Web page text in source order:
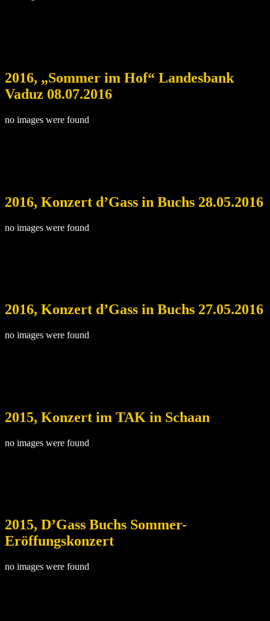
2016, „Sommer im Hof“ Landesbank
Vaduz 08.07.2016
no images were found
2016, Konzert d’Gass in Buchs 28.05.2016
no images were found
2016, Konzert d’Gass in Buchs 27.05.2016
no images were found
2015, Konzert im TAK in Schaan
no images were found
2015, D’Gass Buchs Sommer-
Eröffungskonzert
no images were found